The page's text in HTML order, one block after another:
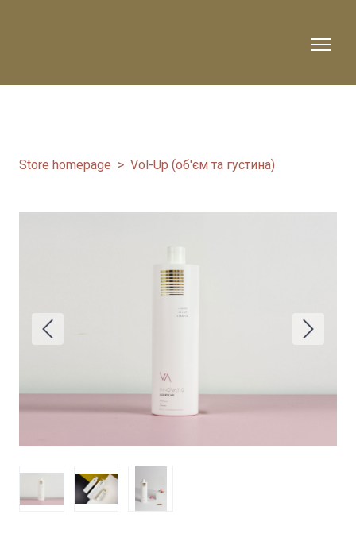
Store homepage Vol-Up (об'єм та густина)